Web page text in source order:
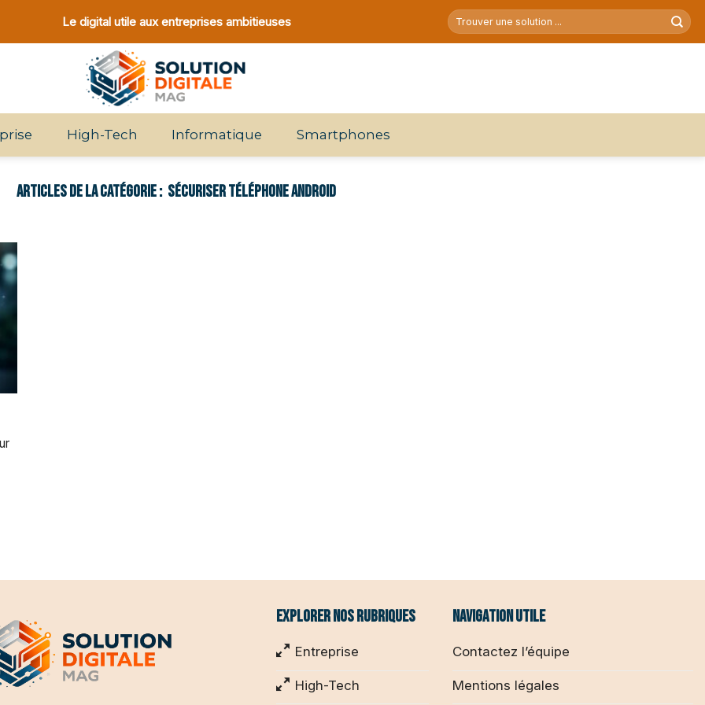
Le digital utile aux entreprises ambitieuses
High-Tech Informatique Smartphones
SÉCURISER TÉLÉPHONE ANDROID
Explorer nos rubriques
Entreprise
High-Tech
Navigation utile
Contactez l’équipe
Mentions légales